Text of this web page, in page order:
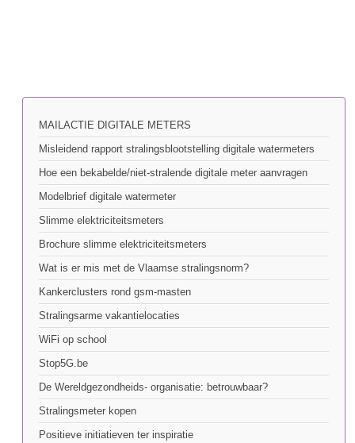
MAILACTIE DIGITALE METERS
Misleidend rapport stralingsblootstelling digitale watermeters
Hoe een bekabelde/niet-stralende digitale meter aanvragen
Modelbrief digitale watermeter
Slimme elektriciteitsmeters
Brochure slimme elektriciteitsmeters
Wat is er mis met de Vlaamse stralingsnorm?
Kankerclusters rond gsm-masten
Stralingsarme vakantielocaties
WiFi op school
Stop5G.be
De Wereldgezondheids- organisatie: betrouwbaar?
Stralingsmeter kopen
Positieve initiatieven ter inspiratie